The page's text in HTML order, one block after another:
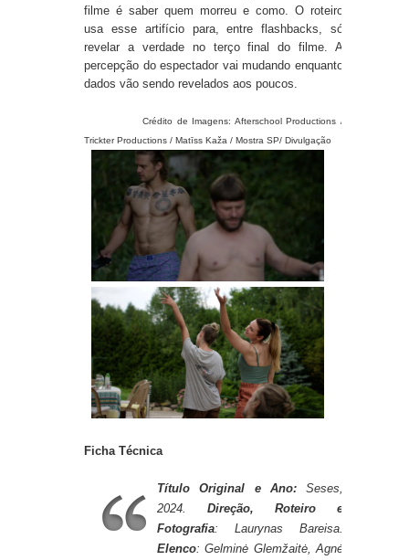
filme é saber quem morreu e como. O roteiro
usa esse artifício para, entre flashbacks, só
revelar a verdade no terço final do filme. A
percepção do espectador vai mudando enquanto
dados vão sendo revelados aos poucos.
Crédito de Imagens: Afterschool Productions /
Trickter Productions / Matīss Kaža / Mostra SP/ Divulgação
Ficha Técnica
Título Original e Ano: Seses,
2024. Direção, Roteiro e
Fotografia: Laurynas Bareisa.
Elenco: Gelminė Glemžaitė, Agnė